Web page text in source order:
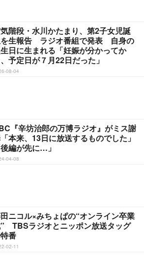
階段・水川かたまり、第2子女児誕
生報告 ラジオ番組で発表 自身の
日に生まれる「妊娠が分かってか
予定日が７月22日だった」
08-04
『辛坊治郎の万博ラジオ』がミス謝
本来、13日に放送するものでした」
後編が先に…」
04-08
ニコル×みちょぱの“オンライン卒業
TBSラジオとニッポン放送タッグ
番
02-11